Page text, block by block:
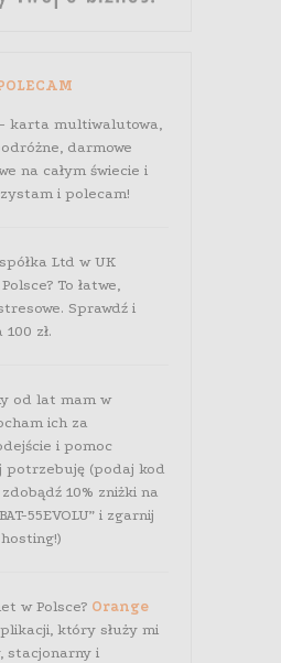
karta multiwalutowa,
darmowe
na całym świecie i
i polecam!
Ltd w UK
To łatwe,
Sprawdź i
zł.
od lat mam w
ich za
i pomoc
potrzebuję (podaj kod
i zdobądź 10% zniżki na
55EVOLU” i zgarnij
w Polsce? Orange
który służy mi
stacjonarny i